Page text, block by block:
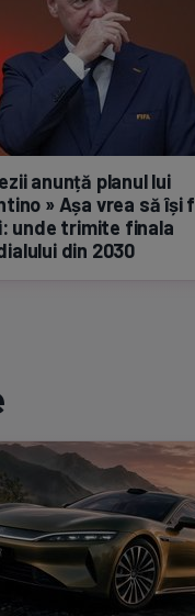
anunță planul lui
» Așa vrea să își
unde trimite finala
din 2030